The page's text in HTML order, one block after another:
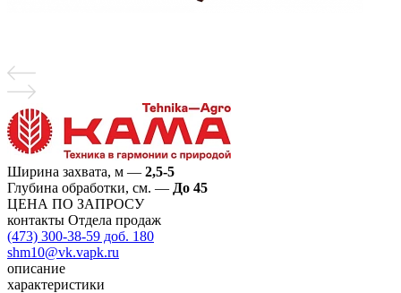
Ширина захвата, м — 2,5-5
Глубина обработки, см. — До 45
ЦЕНА ПО ЗАПРОСУ
контакты Отдела продаж
(473) 300-38-59 доб. 180
shm10@vk.vapk.ru
описание
характеристики